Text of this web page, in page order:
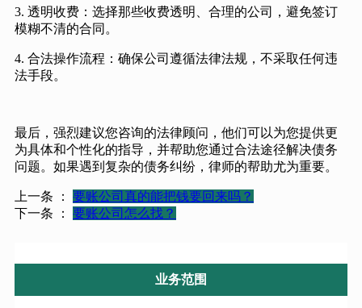
3. 透明收费：选择那些收费透明、合理的公司，避免签订
模糊不清的合同。
4. 合法操作流程：确保公司遵循法律法规，不采取任何违
法手段。
最后，强烈建议您咨询的法律顾问，他们可以为您提供更
为具体和个性化的指导，并帮助您通过合法途径解决债务
问题。如果遇到复杂的债务纠纷，律师的帮助尤为重要。
上一条 ：
要账公司真的能把钱要回来吗？
下一条 ：
要账公司怎么找？
业务范围